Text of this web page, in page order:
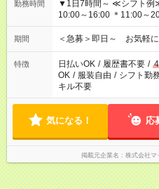
勤務時間
▼1日7時間～ ≪シフト例≫ ＊09:00～15:00 ＊09:00～17:00 ＊
10:00～16:00 ＊11:00～
期間 ＜急募＞即日～ お気軽
特徴 日払いOK / 履歴書不要 /
OK / 服装自由 / シフト勤
キル不要
気になる！ 応
掲載元企業名 株式会社